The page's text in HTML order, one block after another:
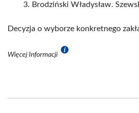
Brodziński Władysław.
Decyzja o wyborze konkretnego
Więcej Informacji